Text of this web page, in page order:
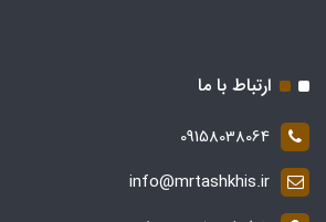
ارتباط با ما
09158038064
info@mrtashkhis.ir